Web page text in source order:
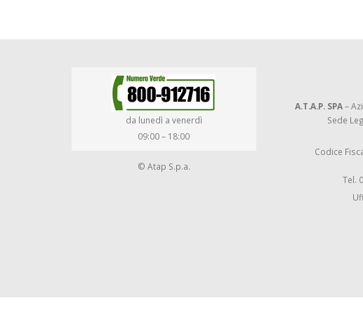
da lunedì a venerdì
09:00 – 18:00
© Atap S.p.a.
A.T.A.P. SPA–
Sede
Codice
Tel.